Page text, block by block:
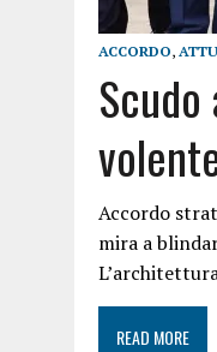
ACCORDO,
Accordo
mira a
READ MORE